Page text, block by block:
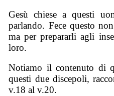
Gesù chiese a questi
parlando. Fece questo
ma per prepararli agli
loro.
Notiamo il contenuto di
questi due discepoli,
v.18 al v.20.